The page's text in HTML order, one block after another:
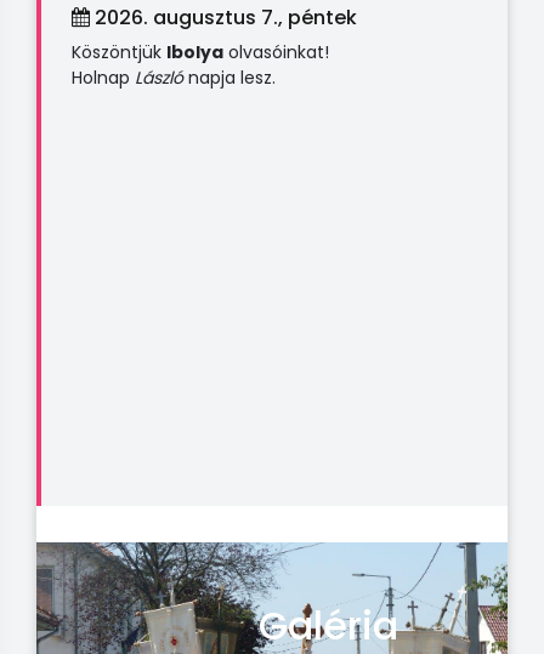
2026. augusztus 7., péntek
Köszöntjük Ibolya olvasóinkat!
Holnap Lászlónapja lesz.
Galéria